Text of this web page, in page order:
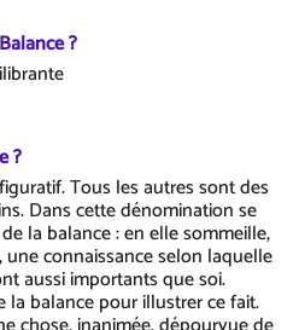
?
?
Tous les autres sont des
Dans cette dénomination se
la balance : en elle sommeille,
connaissance selon laquelle
aussi importants que soi.
la balance pour illustrer ce fait.